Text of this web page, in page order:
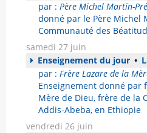
par : Père Michel Martin-
donné par le Père Michel
Communauté des
samedi 27 juin
Enseignement du jour •
par : Frère Lazare de la
Enseignement donné par
Mère de Dieu, frère de la
Addis-Abeba, en Ethiopie
vendredi 26 juin